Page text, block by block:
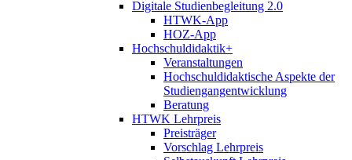
Digitale Studienbegleitung 2.0
HTWK-App
HOZ-App
Hochschuldidaktik+
Veranstaltungen
Hochschuldidaktische Aspekte der
Studiengangentwicklung
Beratung
HTWK Lehrpreis
Preisträger
Vorschlag Lehrpreis